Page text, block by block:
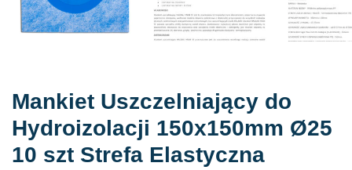
Mankiet Uszczelniający do
Hydroizolacji 150x150mm Ø25
10 szt Strefa Elastyczna